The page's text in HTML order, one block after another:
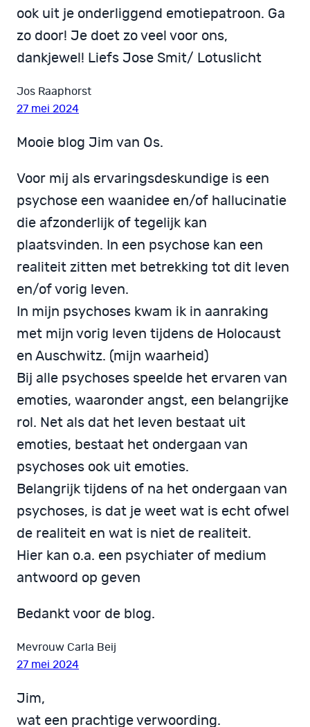
ook uit je onderliggend emotiepatroon. Ga
zo door! Je doet zo veel voor ons,
dankjewel! Liefs Jose Smit/ Lotuslicht
Jos Raaphorst
27 mei 2024
Mooie blog Jim van Os.
Voor mij als ervaringsdeskundige is een
psychose een waanidee en/of hallucinatie
die afzonderlijk of tegelijk kan
plaatsvinden. In een psychose kan een
realiteit zitten met betrekking tot dit leven
en/of vorig leven.
In mijn psychoses kwam ik in aanraking
met mijn vorig leven tijdens de Holocaust
en Auschwitz. (mijn waarheid)
Bij alle psychoses speelde het ervaren van
emoties, waaronder angst, een belangrijke
rol. Net als dat het leven bestaat uit
emoties, bestaat het ondergaan van
psychoses ook uit emoties.
Belangrijk tijdens of na het ondergaan van
psychoses, is dat je weet wat is echt ofwel
de realiteit en wat is niet de realiteit.
Hier kan o.a. een psychiater of medium
antwoord op geven
Bedankt voor de blog.
Mevrouw Carla Beij
27 mei 2024
Jim,
wat een prachtige verwoording.